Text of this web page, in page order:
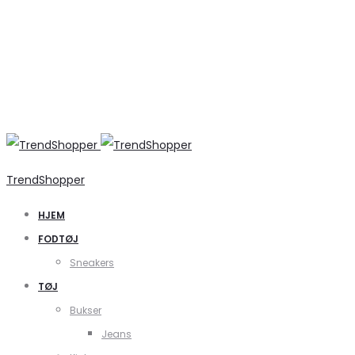
TrendShopper
HJEM
FODTØJ
Sneakers
TØJ
Bukser
Jeans